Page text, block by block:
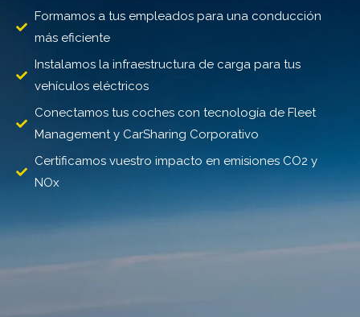
Formamos a tus empleados para una conducción
más eficiente
Instalamos la infraestructura de carga para tus
vehículos eléctricos
Conectamos tus coches con tecnología de Fleet
Management y CarSharing Corporativo
Certificamos vuestro impacto en emisiones CO2 y
NOx